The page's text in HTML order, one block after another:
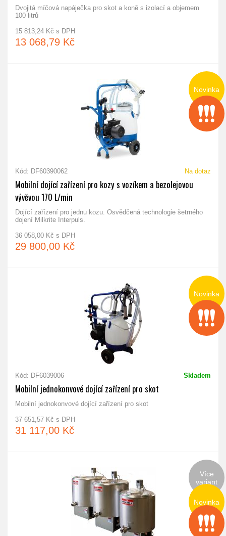
Dvojitá míčová napáječka pro skot a koně s izolací a objemem
100 litrů
15 813,24 Kč s DPH
13 068,79 Kč
Kód: DF60390062 Na dotaz
Mobilní dojící zařízení pro kozy s vozíkem a bezolejovou
vývěvou 170 L/min
Dojící zařízení pro jednu kozu. Osvědčená technologie šetrného
dojení Milkrite Interpuls.
36 058,00 Kč s DPH
29 800,00 Kč
Novinka
Kód: DF6039006 Skladem
Mobilní jednokonvové dojící zařízení pro skot
Mobilní jednokonvové dojící zařízení pro skot
37 651,57 Kč s DPH
31 117,00 Kč
Novinka
Více
variant
Novinka